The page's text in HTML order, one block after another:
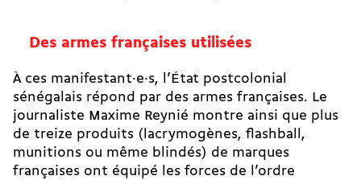
Des armes françaises utilisées
À ces manifestant·e·s, l’État postcolonial
sénégalais répond par des armes françaises. Le
journaliste Maxime Reynié montre ainsi que plus
de treize produits (lacrymogènes, flashball,
munitions ou même blindés) de marques
françaises ont équipé les forces de l’ordre